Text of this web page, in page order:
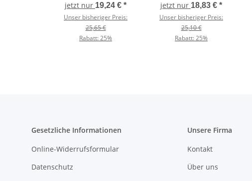
jetzt nur 19,24 € *
Unser bisheriger Preis:
25,65 €
Rabatt:25%
jetzt nur 18,83 € *
Unser bisheriger Preis:
25,10 €
Rabatt:25%
Gesetzliche Informationen
Online-Widerrufsformular
Datenschutz
Unsere Firma
Kontakt
Über uns